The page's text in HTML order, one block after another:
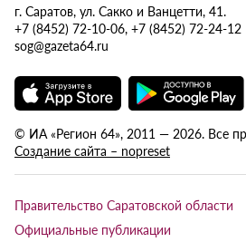
г. Саратов, ул. Сакко и Ванцетти, 41.
+7 (8452) 72-10-06, +7 (8452) 72-24-12
sog@gazeta64.ru
© ИА «Регион 64», 2011 — 2026. Все
Создание сайта – nopreset
Правительство Саратовской области
Официальные публикации